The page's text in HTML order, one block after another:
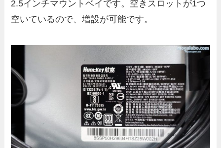
2.5インチマウントベイです。空きスロットが1つ
空いているので、増設が可能です。